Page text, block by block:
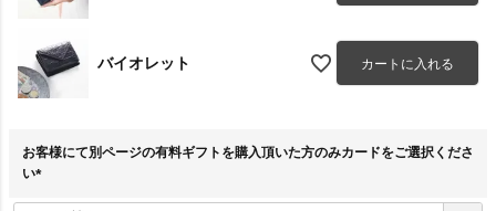
バイオレット カートに入れる
お客様にて別ページの有料ギフトを購入頂いた方のみカードをご選択くださ
い